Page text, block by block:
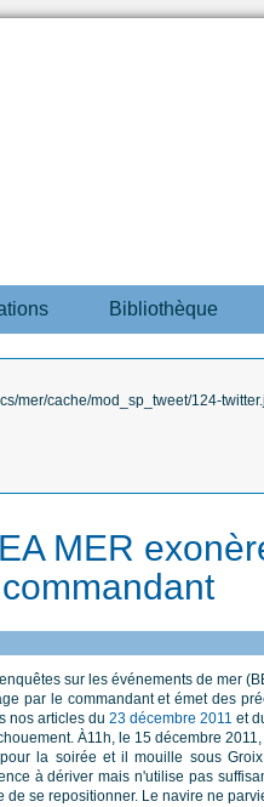
Bibliothèque
mer/cache/mod_sp_tweet/124-
MER
sur les événements de mer
par le commandant et émet des
nos articles du 23 décembre 2011 et
À11h, le 15 décembre
la soirée et il mouille sous
à dériver mais n'utilise pas
se repositionner. Le navire ne